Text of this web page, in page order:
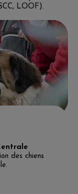
LOOF).
des chiens